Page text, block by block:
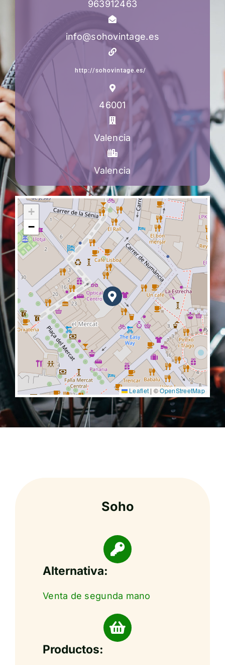
963912463
info@sohovintage.es
http://sohovintage.es/
46001
Valencia
Valencia
+
−
Leaflet | ©OpenStreetMap
Soho
Alternativa:
Venta de segunda mano
Productos: